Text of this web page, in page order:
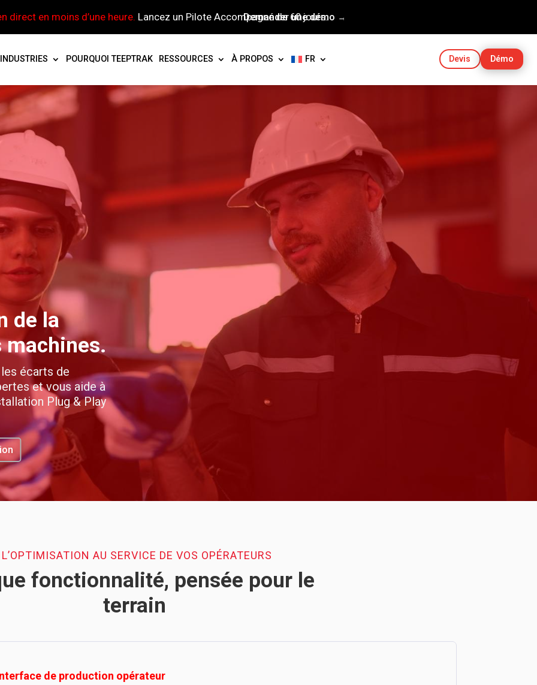
direct en moins d’une heure. Lancez un Pilote Accompagné de 60 jours.
Demander une démo →
INDUSTRIES POURQUOI TEEPTRAK RESSOURCES À PROPOS FR Devis Démo
de la
machines.
écarts de
et vous aide à
Plug & Play
L’OPTIMISATION AU SERVICE DE VOS OPÉRATEURS
fonctionnalité, pensée pour le
terrain
de production opérateur